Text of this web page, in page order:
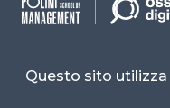
Questo sito